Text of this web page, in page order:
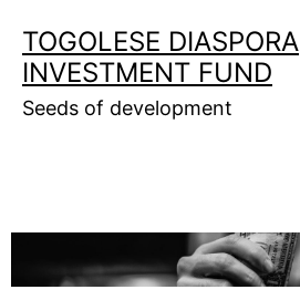
TOGOLESE DIASPORA
INVESTMENT FUND
Seeds of development